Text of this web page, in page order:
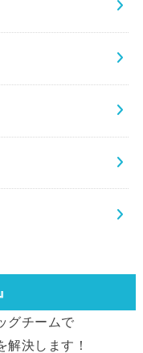
グチームで
解決します！